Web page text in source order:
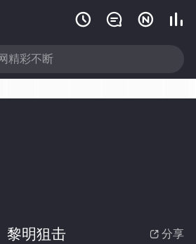
   
 分享
黎明狙击